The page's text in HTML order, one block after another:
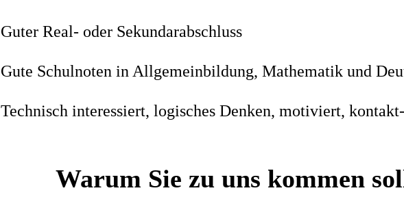
Guter Real- oder Sekundarabschluss
Gute Schulnoten in Allgemeinbildung, Mathematik und
Technisch interessiert, logisches Denken, motiviert,
Warum Sie zu uns kommen